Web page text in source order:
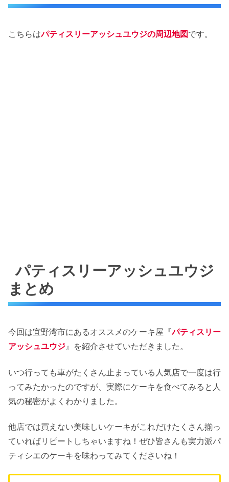
こちらはパティスリーアッシュユウジの周辺地図です。
パティスリーアッシュユウジ
まとめ
今回は宜野湾市にあるオススメのケーキ屋『パティスリー
アッシュユウジ』を紹介させていただきました。
いつ行っても車がたくさん止まっている人気店で一度は行
ってみたかったのですが、実際にケーキを食べてみると人
気の秘密がよくわかりました。
他店では買えない美味しいケーキがこれだけたくさん揃っ
ていればリピートしちゃいますね！ぜひ皆さんも実力派パ
ティシエのケーキを味わってみてくださいね！